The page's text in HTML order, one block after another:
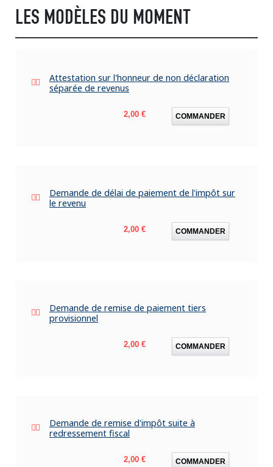
LES MODÈLES DU MOMENT
Attestation sur l'honneur de non déclaration
séparée de revenus
Prix
2,00 € COMMANDER
Demande de délai de paiement de l'impôt sur
le revenu
Prix
2,00 € COMMANDER
Demande de remise de paiement tiers
provisionnel
Prix
2,00 € COMMANDER
Demande de remise d'impôt suite à
redressement fiscal
Prix
2,00 € COMMANDER